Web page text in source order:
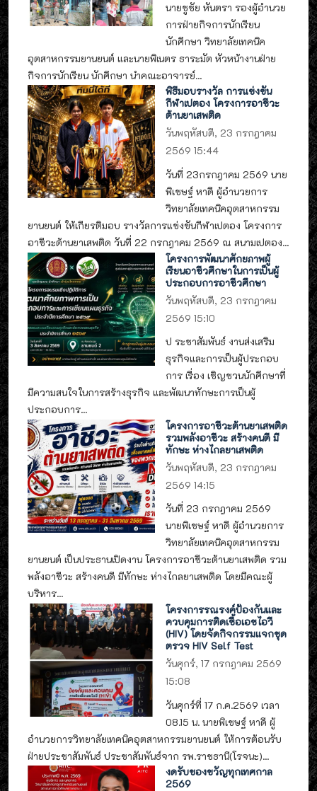
นายชูชัย หันตรา รองผู้อำนวย
การฝ่ายกิจการนักเรียน
นักศึกษา วิทยาลัยเทคนิค
อุตสาหกรรมยานยนต์ และนายพิเนตร ธาระมัต หัวหน้างานฝ่าย
กิจการนักเรียน นักศึกษา นำคณะอาจารย์...
พิธีมอบรางวัล การแข่งขัน
กีฬาเปตอง โครงการอาชีวะ
ต้านยาเสพติด
วันพฤหัสบดี, 23 กรกฎาคม
2569 15:44
วันที่ 23กรกฎาคม 2569 นาย
พิเชษฐ์ หาดี ผู้อำนวยการ
วิทยาลัยเทคนิคอุตสาหกรรม
ยานยนต์ ให้เกียรติมอบ รางวัลการแข่งขันกีฬาเปตอง โครงการ
อาชีวะต้านยาเสพติด วันที่ 22 กรกฎาคม 2569 ณ สนามเปตอง...
โครงการพัฒนาศักยภาพผู้
เรียนอาชีวศึกษาในการเป็นผู้
ประกอบการอาชีวศึกษา
วันพฤหัสบดี, 23 กรกฎาคม
2569 15:10
ป ระชาสัมพันธ์ งานส่งเสริม
ธุรกิจและการเป็นผู้ประกอบ
การ เรื่อง เชิญชวนนักศึกษาที่
มีความสนใจในการสร้างธุรกิจ และพัฒนาทักษะการเป็นผู้
ประกอบการ...
โครงการอาชีวะต้านยาเสพติด
รวมพลังอาชีวะ สร้างคนดี มี
ทักษะ ห่างไกลยาเสพติด
วันพฤหัสบดี, 23 กรกฎาคม
2569 14:15
วันที่ 23 กรกฎาคม 2569
นายพิเชษฐ์ หาดี ผู้อำนวยการ
วิทยาลัยเทคนิคอุตสาหกรรม
ยานยนต์ เป็นประธานเปิดงาน โครงการอาชีวะต้านยาเสพติด รวม
พลังอาชีวะ สร้างคนดี มีทักษะ ห่างไกลยาเสพติด โดยมีคณะผู้
บริหาร...
โครงการรณรงค์ป้องกันและ
ควบคุมการติดเชื้อเอชไอวี
(HIV) โดยจัดกิจกรรมแจกชุด
ตรวจ HIV Self Test
วันศุกร์, 17 กรกฎาคม 2569
15:08
วันศุกร์ที่ 17 ก.ค.2569 เวลา
08.15 น. นายพิเชษฐ์ หาดี ผู้
อำนวยการวิทยาลัยเทคนิคอุตสาหกรรมยานยนต์ ให้การต้อนรับ
ฝ่ายประชาสัมพันธ์ ประชาสัมพันธ์จาก รพ.ราชธานี(โรจนะ)...
งดรับของขวัญทุกเทศกาล
2569